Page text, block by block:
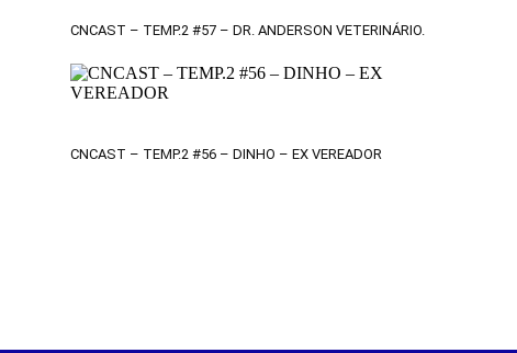
CNCAST – TEMP.2 #57 – DR. ANDERSON VETERINÁRIO.
CNCAST – TEMP.2 #56 – DINHO – EX VEREADOR